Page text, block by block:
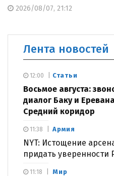
2026/08/07, 21:12
Лента новостей
Статьи
Восьмое августа:
диалог Баку и
Средний коридор
12:00
Армия
NYT: Истощение
придать уверенности
11:38
Мир
11:18